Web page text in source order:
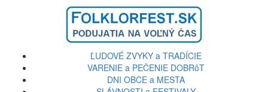
ĽUDOVÉ ZVYKY a TRADÍCIE
VARENIE a PEČENIE DOBRôT
DNI OBCE a MESTA